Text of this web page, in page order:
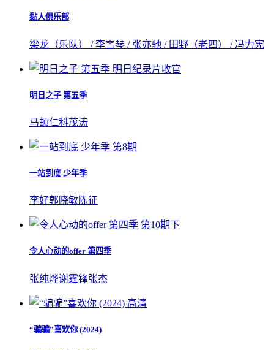
黏人俱乐部
梁龙（乐队） / 李雪琴 / 张亦驰 / 田野（老四） / 冯力宪
明日纪录片收官
明日之子 第五季
马頔仁科茂涛
第8期
一站到底 少年季
李好郭晓敏陈征
第10期下
令人心动的offer 第四季
张纯烨谢霆锋张杰
高清
“骗骗”喜欢你 (2024)